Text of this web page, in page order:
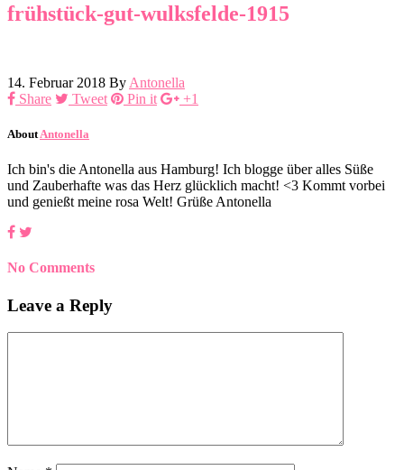
frühstück-gut-wulksfelde-1915
14. Februar 2018 By Antonella
Share
Tweet Pin it +1
About Antonella
Ich bin's die Antonella aus Hamburg! Ich blogge über alles Süße
und Zauberhafte was das Herz glücklich macht! <3 Kommt vorbei
und genießt meine rosa Welt! Grüße Antonella
No Comments
Leave a Reply